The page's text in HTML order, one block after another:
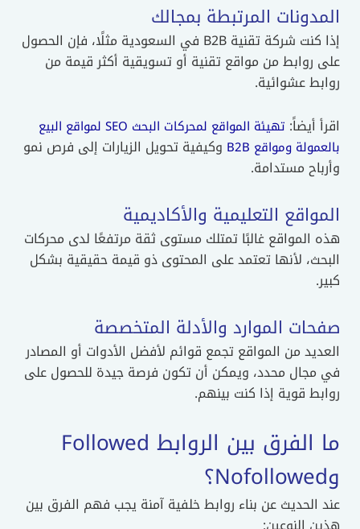
المدونات المرتبطة بمجالك
إذا كنت شركة تقنية B2B في السعودية مثلًا، فإن الحصول
على روابط من مواقع تقنية أو تسويقية أكثر قيمة من
روابط عشوائية.
اقرأ أيضاً:
تهيئة المواقع لمحركات البحث SEO لمواقع البيع
بالعمولة ومواقع B2B
وكيفية تحويل الزيارات إلى فرص نمو
وأرباح مستدامة.
المواقع التعليمية والأكاديمية
هذه المواقع غالبًا تمتلك مستوى ثقة مرتفعًا لدى محركات
البحث، لأنها تعتمد على المحتوى ذو قيمة حقيقية بشكل
كبير.
صفحات الموارد والأدلة المتخصصة
العديد من المواقع تجمع قوائم لأفضل الأدوات أو المصادر
في مجال محدد، ويمكن أن تكون فرصة جيدة للحصول على
روابط قوية إذا كنت بينهم.
ما الفرق بين الروابط Followed
وNofollowed؟
عند الحديث عن بناء روابط خلفية آمنة يجب فهم الفرق بين